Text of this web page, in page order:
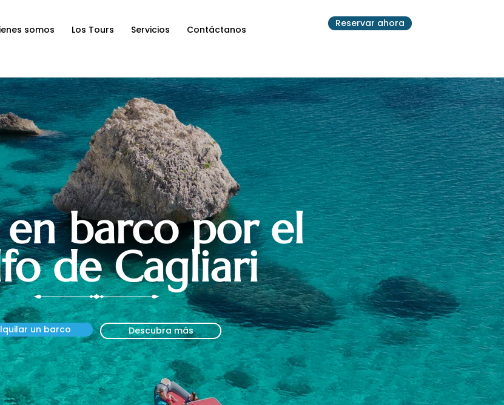
somos Los Tours Servicios Contáctanos Progetti
Reservar ahora
en barco por el
de Cagliari
un barco Descubra más